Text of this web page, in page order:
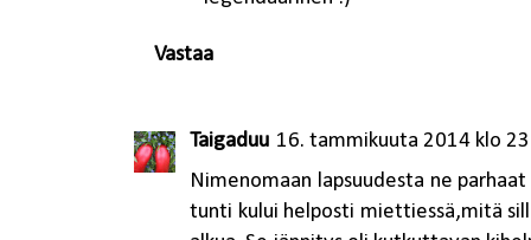
Vastaa
Taigaduu 16. tammikuuta 2014 klo
Nimenomaan lapsuudesta ne
tunti kului helposti miettiessä,mitä